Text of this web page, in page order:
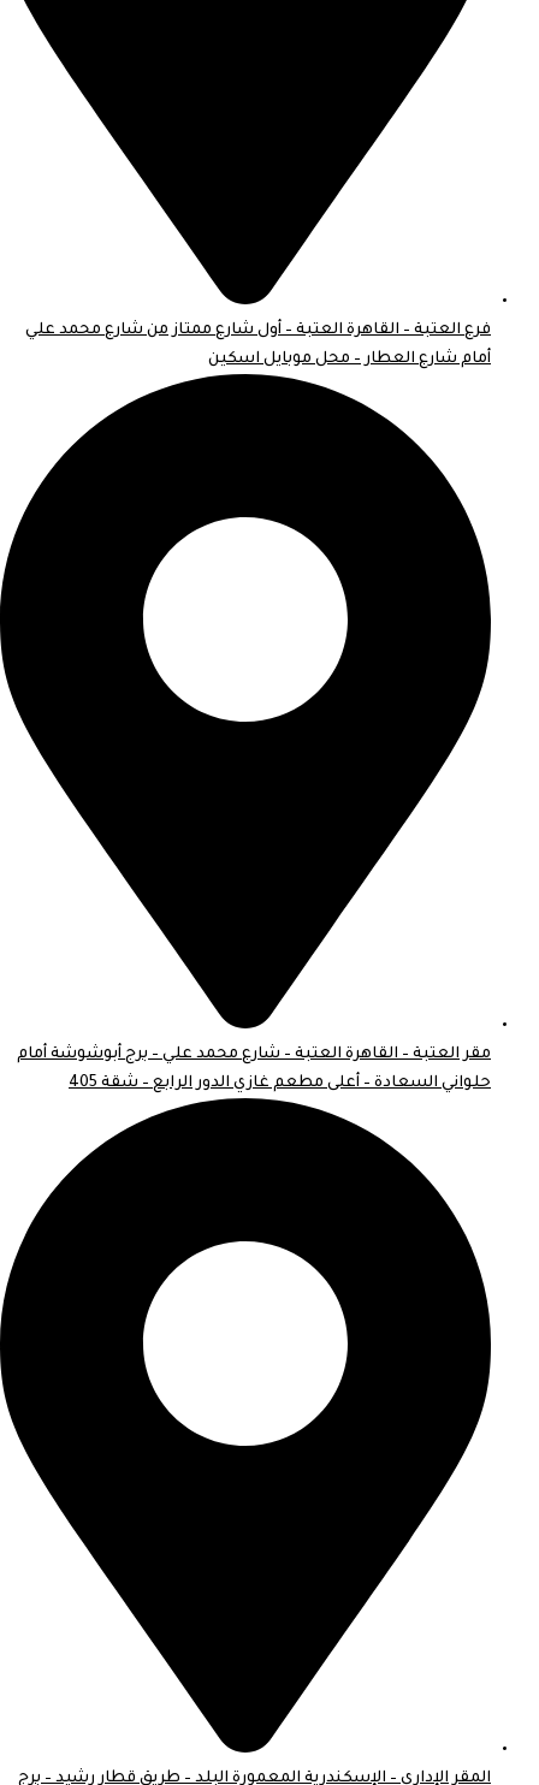
فرع العتبة – القاهرة العتبة – أول شارع ممتاز من شارع محمد علي
أمام شارع العطار – محل موبايل اسكين
مقر العتبة – القاهرة العتبة – شارع محمد علي – برج أبوشوشة أمام
حلواني السعادة – أعلى مطعم غازي الدور الرابع – شقة 405
المقر الإداري – الإسكندرية المعمورة البلد – طريق قطار رشيد – برج